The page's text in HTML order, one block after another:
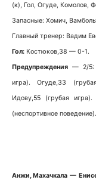
(к), Гол, Огуде, Комолов,
Запасные: Хомич,
Главный тренер: Вадим
Гол: Костюков,38 — 0-1.
Предупреждения — 2/5:
игра). Огуде,33
Идову,55 (грубая игра).
(неспортивное поведение).
Анжи, Махачкала —